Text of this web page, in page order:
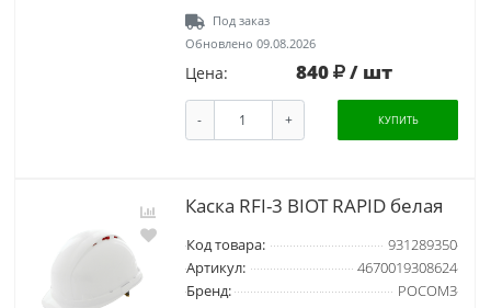
Под заказ
Обновлено 09.08.2026
Цена: 840 / шт
- + КУПИТЬ
Каска RFI-3 BIOT RAPID белая
Код товара:
931289350
Артикул:
4670019308624
Бренд:
РОСОМЗ